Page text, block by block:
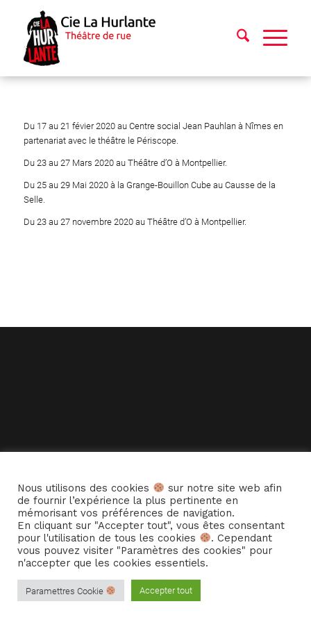
Du 17 au 21 févier 2020 au Centre social Jean Pauhlan à Nîmes en
partenariat avec le théâtre le Périscope.
Du 23 au 27 Mars 2020 au Théâtre d’O à Montpellier.
Du 25 au 29 Mai 2020 à la Grange-Bouillon Cube au Causse de la
Selle.
Du 23 au 27 novembre 2020 au Théâtre d’O à Montpellier.
© Copyright – Cie La Hurlante Mentions Légales
Nous utilisons des cookies
sur notre site web afin
de fournir l’expérience la plus pertinente en
mémorisant vos préférences de navigation.
En cliquant sur "Accepter tout", vous êtes consentant
pour l'utilisation de tous les cookies
. Cependant
vous pouvez visiter "Paramètres des cookies" pour
n'accepter que les cookies essentiels.
Paramettres Cookie Accepter tout